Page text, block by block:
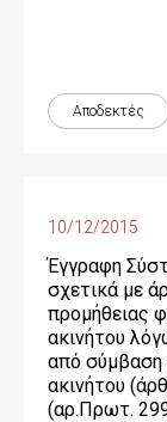
Αποδεκτές
10/12/2015
Έγγραφη
σχετικά με
προμήθειας
ακινήτου
από σύμβαση
ακινήτου
(αρ.Πρωτ.